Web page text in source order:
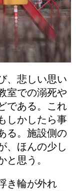
、悲しい思い
室での溺死や
である。これ
しかしたら事
る。施設側の
、ほんの少し
思う。
き輪が外れ